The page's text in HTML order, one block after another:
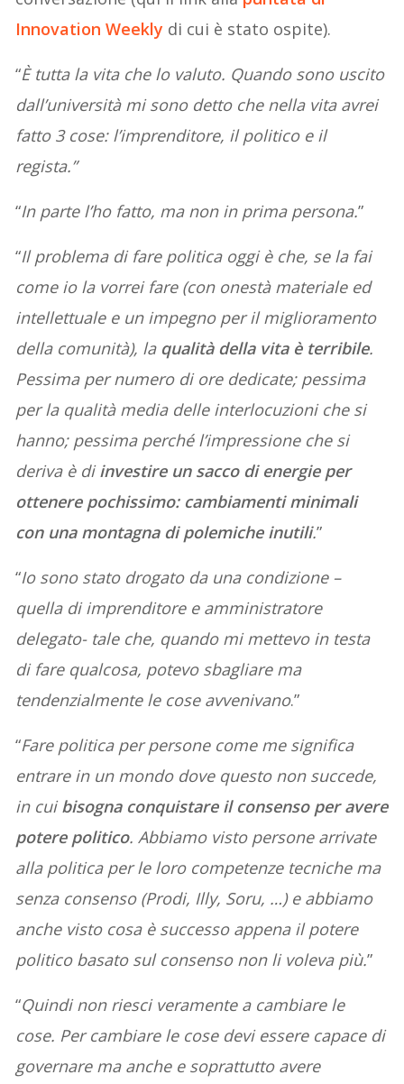
Innovation Weekly di cui è stato ospite).
“È tutta la vita che lo valuto. Quando sono uscito
dall’università mi sono detto che nella vita avrei
fatto 3 cose: l’imprenditore, il politico e il
regista.”
“In parte l’ho fatto, ma non in prima persona.”
“Il problema di fare politica oggi è che, se la fai
come io la vorrei fare (con onestà materiale ed
intellettuale e un impegno per il miglioramento
della comunità), la qualità della vita è terribile.
Pessima per numero di ore dedicate; pessima
per la qualità media delle interlocuzioni che si
hanno; pessima perché l’impressione che si
deriva è diinvestire un sacco di energie per
ottenere pochissimo: cambiamenti minimali
con una montagna di polemiche inutili.”
“Io sono stato drogato da una condizione –
quella di imprenditore e amministratore
delegato- tale che, quando mi mettevo in testa
di fare qualcosa, potevo sbagliare ma
tendenzialmente le cose avvenivano.”
“Fare politica per persone come me significa
entrare in un mondo dove questo non succede,
in cuibisogna conquistare il consenso per avere
potere politico. Abbiamo visto persone arrivate
alla politica per le loro competenze tecniche ma
senza consenso (Prodi, Illy, Soru, …) e abbiamo
anche visto cosa è successo appena il potere
politico basato sul consenso non li voleva più.”
“Quindi non riesci veramente a cambiare le
cose. Per cambiare le cose devi essere capace di
governare ma anche e soprattutto avere